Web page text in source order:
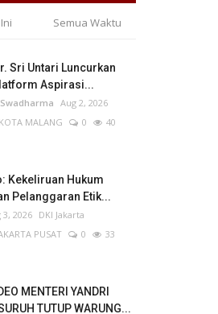
Semua Waktu
Sri Untari Luncurkan
Aspirasi...
Aug 2, 2026
KOTA MALANG 0
40
Kekeliruan Hukum
Pelanggaran Etik...
3, 2026 DKI Jakarta
PUSAT
0
33
MENTERI YANDRI
TUTUP WARUNG...